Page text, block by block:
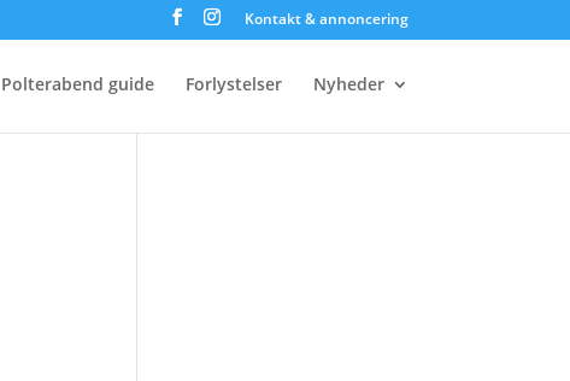
Kontakt & annoncering
Polterabend guide Forlystelser Nyheder